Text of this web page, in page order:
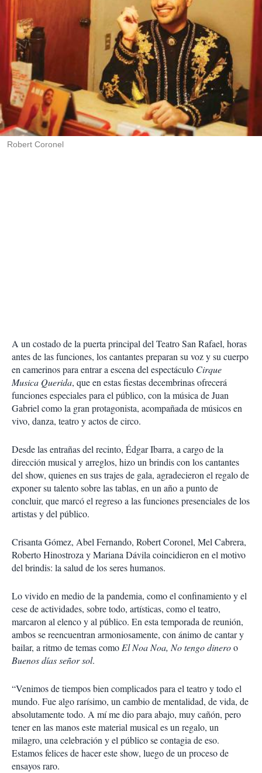
d
e
c
m
p
a
t
i
r
Robert Coronel
A un costado de la puerta principal del Teatro San Rafael, horas
antes de las funciones, los cantantes preparan su voz y su cuerpo
en camerinos para entrar a escena del espectáculo Cirque
Musica Querida, que en estas fiestas decembrinas ofrecerá
funciones especiales para el público, con la música de Juan
Gabriel como la gran protagonista, acompañada de músicos en
vivo, danza, teatro y actos de circo.
Desde las entrañas del recinto, Édgar Ibarra, a cargo de la
dirección musical y arreglos, hizo un brindis con los cantantes
del show, quienes en sus trajes de gala, agradecieron el regalo de
exponer su talento sobre las tablas, en un año a punto de
concluir, que marcó el regreso a las funciones presenciales de los
artistas y del público.
Crisanta Gómez, Abel Fernando, Robert Coronel, Mel Cabrera,
Roberto Hinostroza y Mariana Dávila coincidieron en el motivo
del brindis: la salud de los seres humanos.
Lo vivido en medio de la pandemia, como el confinamiento y el
cese de actividades, sobre todo, artísticas, como el teatro,
marcaron al elenco y al público. En esta temporada de reunión,
ambos se reencuentran armoniosamente, con ánimo de cantar y
bailar, a ritmo de temas comoEl Noa Noa, No tengo dineroo
Buenos días señor sol.
“Venimos de tiempos bien complicados para el teatro y todo el
mundo. Fue algo rarísimo, un cambio de mentalidad, de vida, de
absolutamente todo. A mí me dio para abajo, muy cañón, pero
tener en las manos este material musical es un regalo, un
milagro, una celebración y el público se contagia de eso.
Estamos felices de hacer este show, luego de un proceso de
ensayos raro.